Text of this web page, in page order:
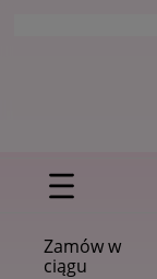
Zamów w
ciągu